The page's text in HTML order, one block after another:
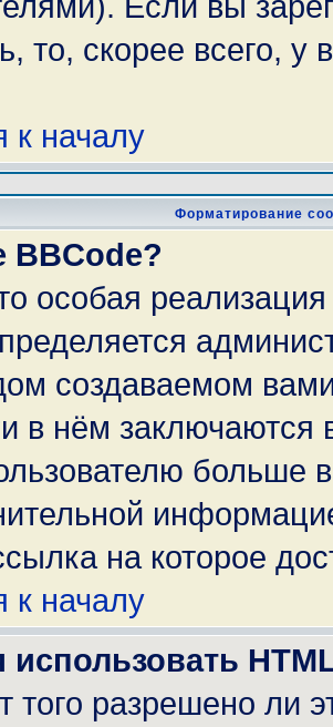
то, скорее всего,
к началу
Форматирование
BBCode?
особая
создаваемом
в нём заключаются
больше
на которое
к началу
использовать
того разрешено ли